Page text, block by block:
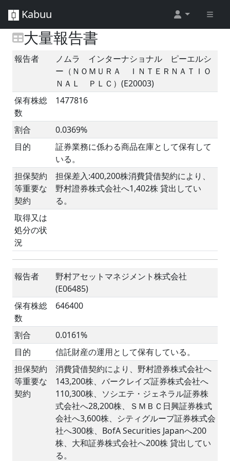
Kabuu
大量報告書
報告者
ノムラ インターナショナル ピーエルシ
ー（ＮＯＭＵＲＡ ＩＮＴＥＲＮＡＴＩＯ
ＮＡＬ ＰＬＣ）(E20003)
保有株総
数
1477816
割合
0.0369%
目的
証券業務に係わる商品在庫として保有して
いる。
担保契約
等重要な
契約
担保差入:400,200株消費貸借契約により、
野村證券株式会社へ1,402株 貸出してい
る。
取得又は
処分の状
況
報告者
野村アセットマネジメント株式会社
(E06485)
保有株総
数
646400
割合
0.0161%
目的
信託財産の運用として保有している。
担保契約
等重要な
契約
消費貸借契約により、野村證券株式会社へ
143,200株、バークレイズ証券株式会社へ
110,300株、ソシエテ・ジェネラル証券株
式会社へ28,200株、ＳＭＢＣ日興証券株式
会社へ3,600株、シティグループ証券株式会
社へ300株、BofA Securities Japanへ200
株、大和証券株式会社へ200株 貸出してい
る。